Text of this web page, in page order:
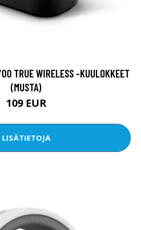
TRUE WIRELESS -KUULOKKEET
(MUSTA)
109 EUR
LISÄTIETOJA